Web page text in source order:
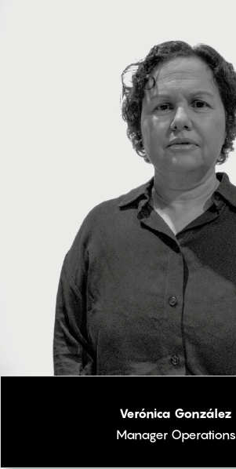
Verónica González
Manager Operations